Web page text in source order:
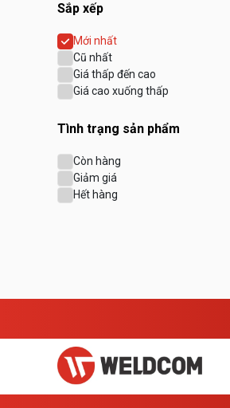
Sắp xếp
Mới nhất
Cũ nhất
Giá thấp đến cao
Giá cao xuống thấp
Tình trạng sản phẩm
Còn hàng
Giảm giá
Hết hàng